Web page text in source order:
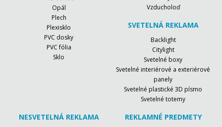
Opál
Plech
Plexisklo
PVC dosky
PVC fólia
Sklo
Vzducholoď
SVETELNÁ REKLAMA
Backlight
Citylight
Svetelné boxy
Svetelné interiérové a exteriérové
panely
Svetelné plastické 3D písmo
Svetelné totemy
NESVETELNÁ REKLAMA REKLAMNÉ PREDMETY